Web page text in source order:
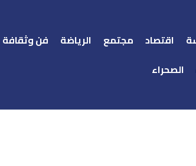
اقتصاد مجتمع الرياضة فن وثقافة
الصحراء